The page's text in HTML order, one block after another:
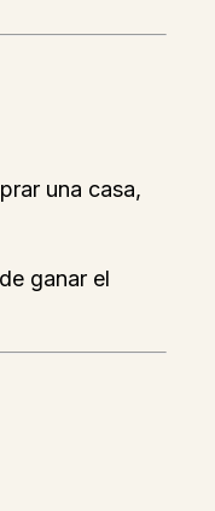
una casa,
ganar el